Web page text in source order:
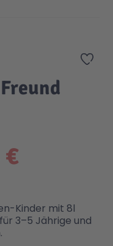
Zur
Kinder mit 8l
3–5 Jährige und